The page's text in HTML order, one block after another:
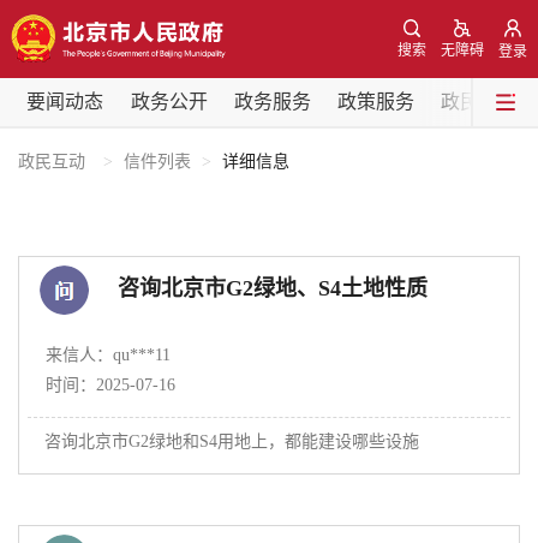
登录
无障碍
搜索
要闻动态 政务公开 政务服务 政策服务 政民互动
要闻动态
党中央精神 国务院信息
各区热点
政务公开
市领导 机构职能 政策服务
政策兑现 政策解读 回应关切
政民互动 信件列表 详细信息
咨询北京市G2绿地、S4土地性质
来信人：qu***11
时间：2025-07-16
咨询北京市G2绿地和S4用地上，都能建设哪些设施